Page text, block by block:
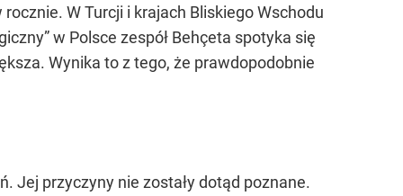
W Turcji i krajach Bliskiego Wschodu
w Polsce zespół Behçeta spotyka się
Wynika to z tego, że prawdopodobnie
Jej przyczyny nie zostały dotąd poznane.